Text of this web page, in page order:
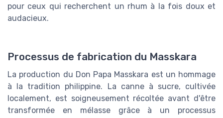
pour ceux qui recherchent un rhum à la fois doux et
audacieux.
Processus de fabrication du Masskara
La production du Don Papa Masskara est un hommage
à la tradition philippine. La canne à sucre, cultivée
localement, est soigneusement récoltée avant d'être
transformée en mélasse grâce à un processus